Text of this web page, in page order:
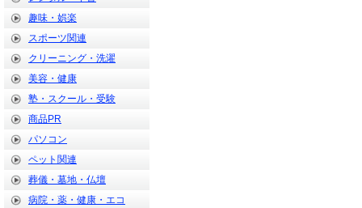
趣味・娯楽
スポーツ関連
クリーニング・洗濯
美容・健康
塾・スクール・受験
商品PR
パソコン
ペット関連
葬儀・墓地・仏壇
病院・薬・健康・エコ